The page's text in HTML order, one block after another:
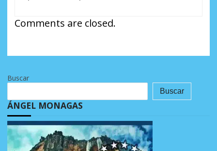
Comments are closed.
Buscar
Buscar
ÁNGEL MONAGAS